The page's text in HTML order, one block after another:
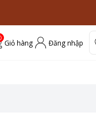
Giỏ hàng Đăng nhập